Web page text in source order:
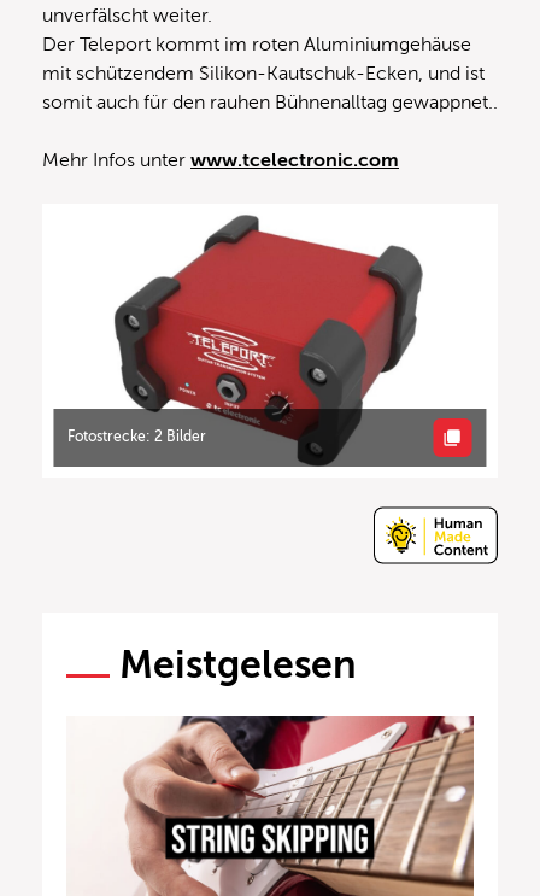
unverfälscht weiter.
Der Teleport kommt im roten Aluminiumgehäuse
mit schützendem Silikon-Kautschuk-Ecken, und ist
somit auch für den rauhen Bühnenalltag gewappnet..
Mehr Infos unter www.tcelectronic.com
Fotostrecke: 2 Bilder
Meistgelesen